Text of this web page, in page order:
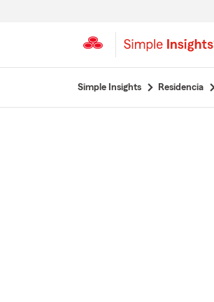
Simple Insights Residencia